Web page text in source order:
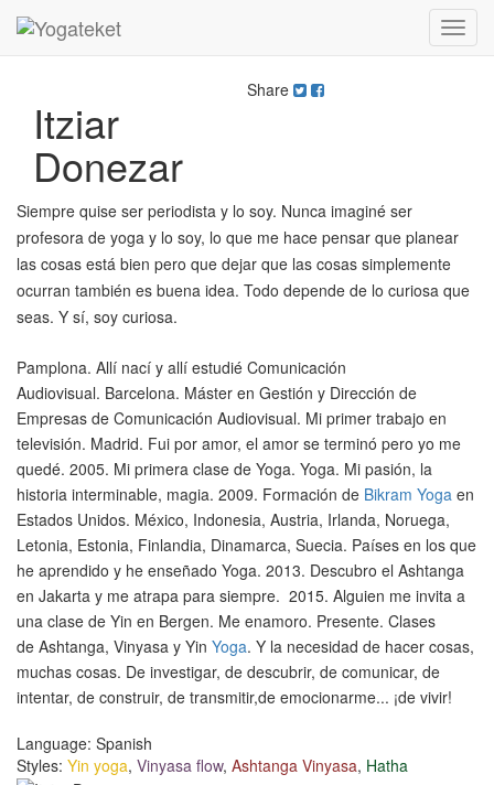
Itziar
Donezar
Share
Siempre quise ser periodista y lo soy. Nunca imaginé ser
profesora de yoga y lo soy, lo que me hace pensar que planear
las cosas está bien pero que dejar que las cosas simplemente
ocurran también es buena idea. Todo depende de lo curiosa que
seas. Y sí, soy curiosa.
Pamplona. Allí nací y allí estudié Comunicación
Audiovisual. Barcelona. Máster en Gestión y Dirección de
Empresas de Comunicación Audiovisual. Mi primer trabajo en
televisión. Madrid. Fui por amor, el amor se terminó pero yo me
quedé. 2005. Mi primera clase de Yoga. Yoga. Mi pasión, la
historia interminable, magia. 2009. Formación de Bikram Yoga en
Estados Unidos. México, Indonesia, Austria, Irlanda, Noruega,
Letonia, Estonia, Finlandia, Dinamarca, Suecia. Países en los que
he aprendido y he enseñado Yoga. 2013. Descubro el Ashtanga
en Jakarta y me atrapa para siempre. 2015. Alguien me invita a
una clase de Yin en Bergen. Me enamoro. Presente. Clases
de Ashtanga, Vinyasa y Yin Yoga. Y la necesidad de hacer cosas,
muchas cosas. De investigar, de descubrir, de comunicar, de
intentar, de construir, de transmitir,de emocionarme... ¡de vivir!
Language: Spanish
Styles: Yin yoga, Vinyasa flow, Ashtanga Vinyasa, Hatha